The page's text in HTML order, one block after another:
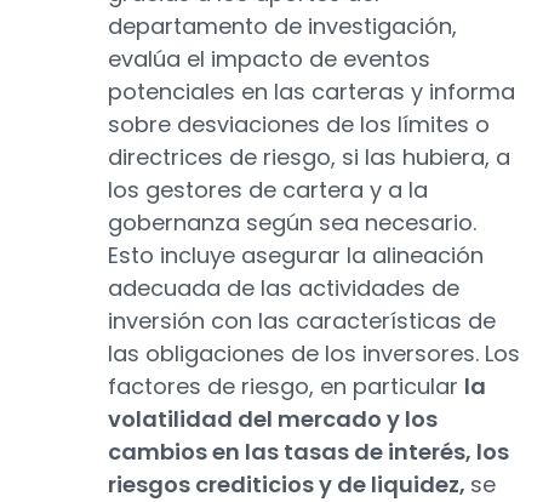
departamento de investigación,
evalúa el impacto de eventos
potenciales en las carteras y informa
sobre desviaciones de los límites o
directrices de riesgo, si las hubiera, a
los gestores de cartera y a la
gobernanza según sea necesario.
Esto incluye asegurar la alineación
adecuada de las actividades de
inversión con las características de
las obligaciones de los inversores. Los
factores de riesgo, en particular la
volatilidad del mercado y los
cambios en las tasas de interés, los
riesgos crediticios y de liquidez, se